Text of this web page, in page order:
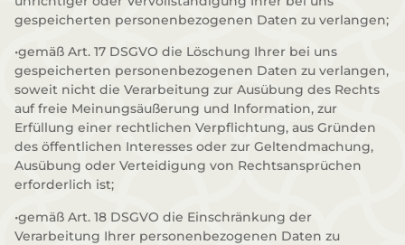
gespeicherten personenbezogenen Daten zu verlangen;
•gemäß Art. 17 DSGVO die Löschung Ihrer bei uns
gespeicherten personenbezogenen Daten zu verlangen,
soweit nicht die Verarbeitung zur Ausübung des Rechts
auf freie Meinungsäußerung und Information, zur
Erfüllung einer rechtlichen Verpflichtung, aus Gründen
des öffentlichen Interesses oder zur Geltendmachung,
Ausübung oder Verteidigung von Rechtsansprüchen
erforderlich ist;
•gemäß Art. 18 DSGVO die Einschränkung der
Verarbeitung Ihrer personenbezogenen Daten zu